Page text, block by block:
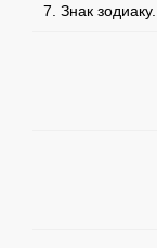
Знак зодиаку.